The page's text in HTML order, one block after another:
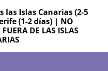
las Islas Canarias (2-5
(1-2 días) | NO
DE LAS ISLAS